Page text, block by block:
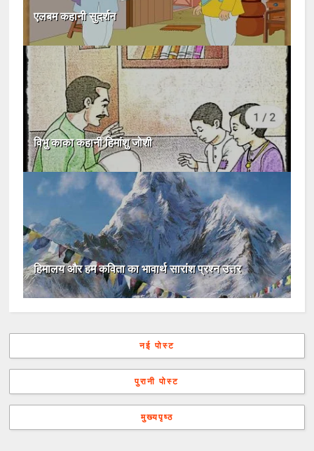
एलबम कहानी सुदर्शन
विभु काका कहानी हिमांशु जोशी
हिमालय और हम कविता का भावार्थ सारांश प्रश्न उत्तर
नई पोस्ट
पुरानी पोस्ट
मुख्यपृष्ठ